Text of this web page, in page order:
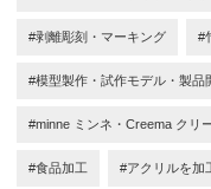
#剥離彫刻・マーキング #
#模型製作・試作モデル・製品
#minne ミンネ・Creema クリ
#食品加工 #アクリルを加